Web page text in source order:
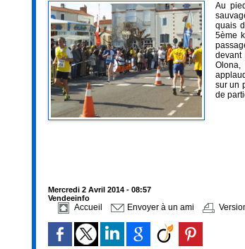
Au
quais
5ème
devant
sur un
de
Mercredi 2 Avril 2014 - 08:57
Vendeeinfo
Accueil Envoyer à un ami